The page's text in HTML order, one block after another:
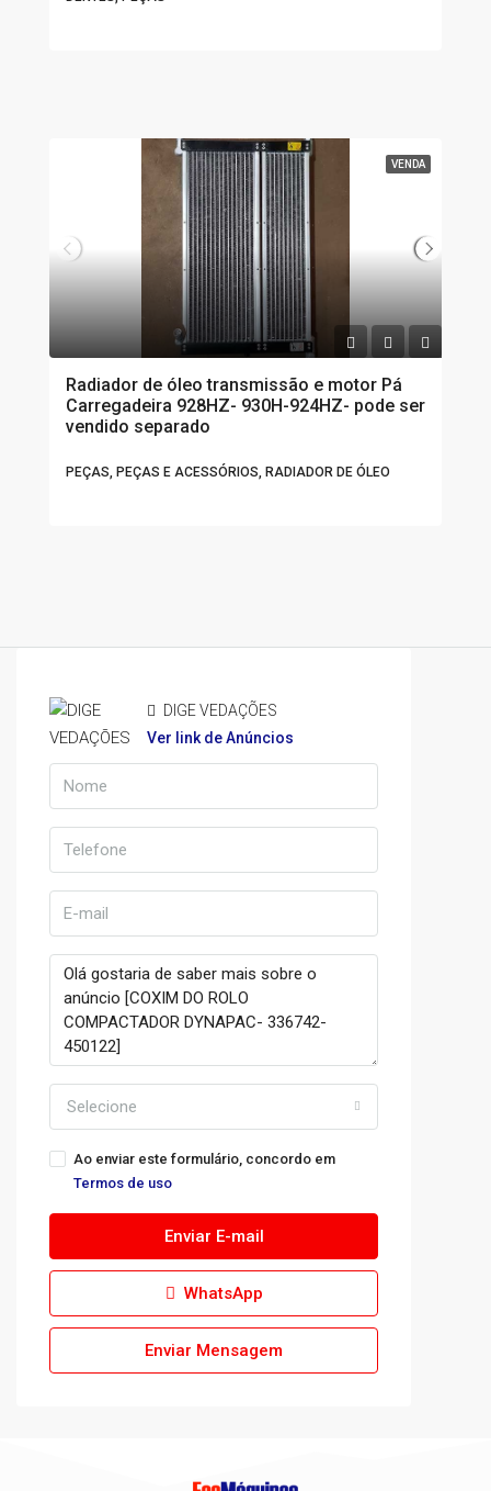
VENDA
Radiador de óleo transmissão e motor Pá
Carregadeira 928HZ- 930H-924HZ- pode ser
vendido separado
PEÇAS, PEÇAS E ACESSÓRIOS, RADIADOR DE ÓLEO
DIGE VEDAÇÕES
Ver link de Anúncios
Selecione
Ao enviar este formulário, concordo em
Termos de uso
Enviar E-mail
WhatsApp
Enviar Mensagem